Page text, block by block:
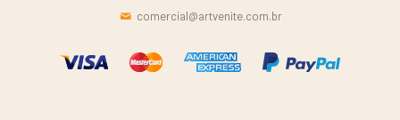
comercial@artvenite.com.br